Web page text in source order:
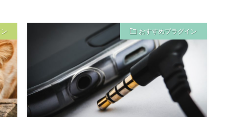
おすすめプラグイン